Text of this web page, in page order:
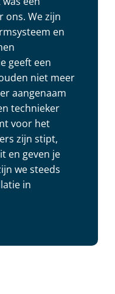
ons. We zijn
en
geeft een
niet meer
aangenaam
technieker
voor het
zijn stipt,
en geven je
we steeds
in